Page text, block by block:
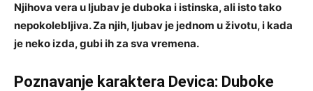
Njihova vera u ljubav je duboka i istinska, ali isto tako
nepokolebljiva. Za njih, ljubav je jednom u životu, i kada
je neko izda, gubi ih za sva vremena.
Poznavanje karaktera Devica: Duboke